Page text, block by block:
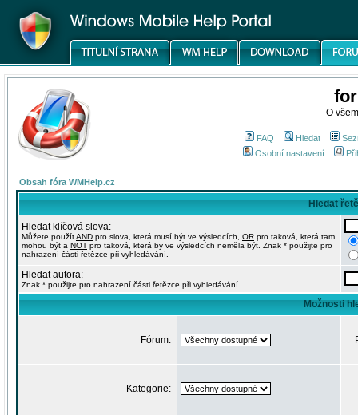
O
FAQ Hledat
Osobní nastavení
Obsah fóra WMHelp.cz
Hledat
Hledat klíčová slova:
Můžete použítAND pro slova, která musí být ve výsledcích, OR pro taková, která tam
mohou být a NOT pro taková, která by ve výsledcích neměla být. Znak * použijte pro
nahrazení části řetězce při vyhledávání.
Hledat autora:
Znak * použijte pro nahrazení části řetězce při vyhledávání
Možnosti
Fórum:
Kategorie: